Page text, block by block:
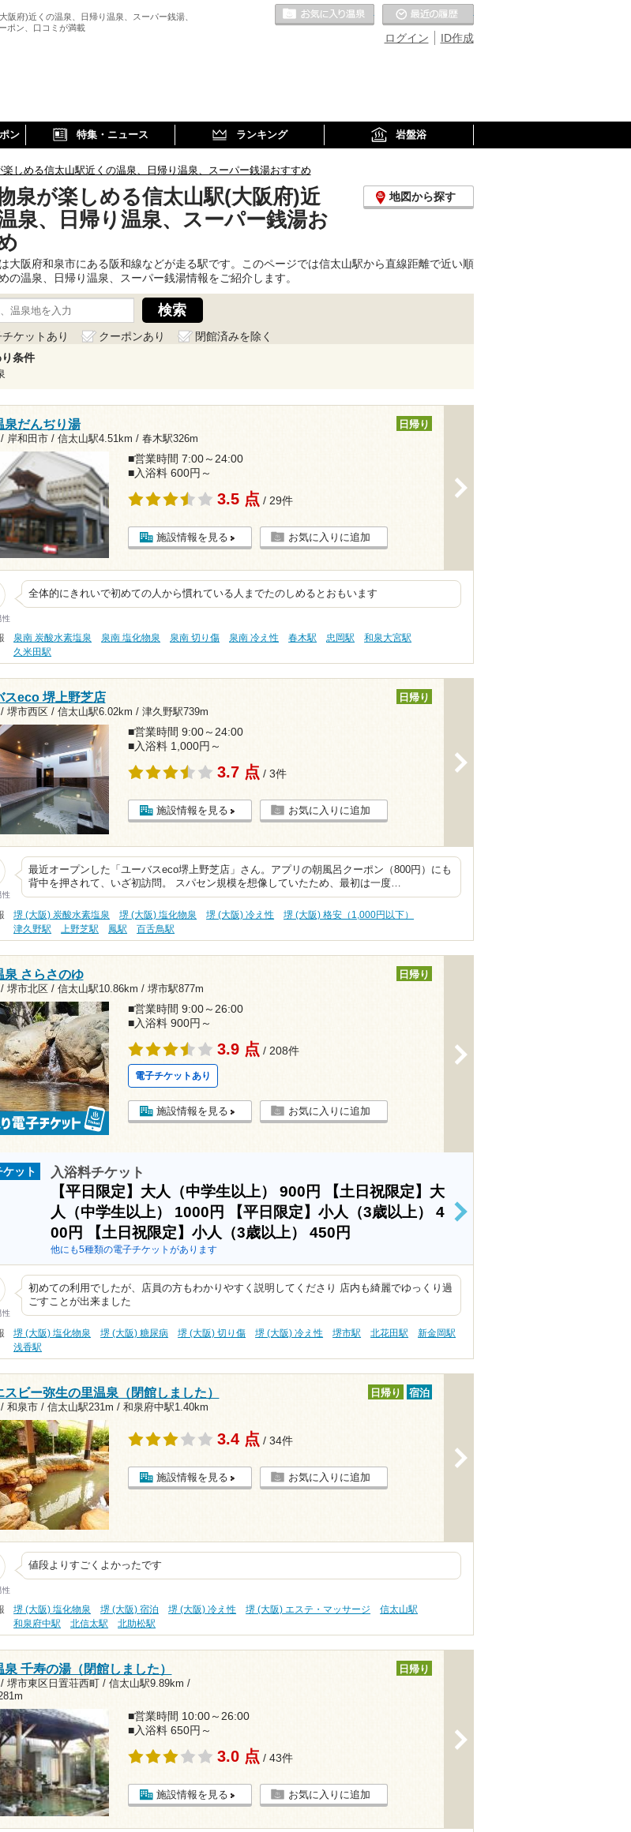
阪府)近くの温泉、日帰り温泉、スーパー銭湯、
ポン、口コミが満載
ID作成
ログイン
お気に入りの温泉
ン 特集・ニュース ランキング 岩盤浴
楽しめる信太山駅近くの温泉、日帰り温泉、スーパー銭湯おすすめ
泉が楽しめる信太山駅(大阪府)近
泉、日帰り温泉、スーパー銭湯お
地図から探す
大阪府和泉市にある阪和線などが走る駅です。このページでは信太山駅から直線距離で近い順
の温泉、日帰り温泉、スーパー銭湯情報をご紹介します。
チケットあり クーポンあり
閉館済みを除く
条件
泉だんぢり湯
岸和田市 / 信太山駅4.51km / 春木駅326m
日帰り
■営業時間 7:00～24:00
■入浴料 600円～
3.5 点 / 29件
施設情報を見る お気に入りに追加
性
全体的にきれいで初めての人から慣れている人までたのしめるとおもいます
泉南 炭酸水素塩泉 泉南 塩化物泉 泉南 切り傷 泉南 冷え性 春木駅 忠岡駅
和泉大宮駅
久米田駅
スeco 堺上野芝店
堺市西区 / 信太山駅6.02km / 津久野駅739m
日帰り
■営業時間 9:00～24:00
■入浴料 1,000円～
3.7 点 / 3件
施設情報を見る お気に入りに追加
性
最近オープンした「ユーバスeco堺上野芝店」さん。アプリの朝風呂クーポン（800円）にも
背中を押されて、いざ初訪問。 スパセン規模を想像していたため、最初は一度…
堺 (大阪) 炭酸水素塩泉 堺 (大阪) 塩化物泉 堺 (大阪) 冷え性
堺 (大阪) 格安（1,000円以下）
津久野駅
上野芝駅 鳳駅 百舌鳥駅
泉 さらさのゆ
堺市北区 / 信太山駅10.86km / 堺市駅877m
日帰り
■営業時間 9:00～26:00
■入浴料 900円～
3.9 点 / 208件
電子チケットあり
施設情報を見る お気に入りに追加
ケット 入浴料チケット
【平日限定】大人（中学生以上） 900円
【土日祝限定】大
人（中学生以上） 1000円 【平日限定】小人（3歳以上） 4
00円
【土日祝限定】小人（3歳以上） 450円
他にも5種類の電子チケットがあります
>
性
初めての利用でしたが、店員の方もわかりやすく説明してくださり 店内も綺麗でゆっくり過
ごすことが出来ました
堺 (大阪) 塩化物泉 堺 (大阪) 糖尿病 堺 (大阪) 切り傷 堺 (大阪) 冷え性 堺市駅 北花田駅
新金岡駅
浅香駅
スビー弥生の里温泉（閉館しました）
和泉市 / 信太山駅231m / 和泉府中駅1.40km
日帰り 宿泊
3.4 点 / 34件
施設情報を見る お気に入りに追加
性
値段よりすごくよかったです
堺 (大阪) 塩化物泉 堺 (大阪) 宿泊 堺 (大阪) 冷え性 堺 (大阪) エステ・マッサージ
信太山駅
和泉府中駅
北信太駅 北助松駅
泉 千寿の湯（閉館しました）
堺市東区日置荘西町 / 信太山駅9.89km /
日帰り
■営業時間 10:00～26:00
■入浴料 650円～
3.0 点 / 43件
施設情報を見る お気に入りに追加